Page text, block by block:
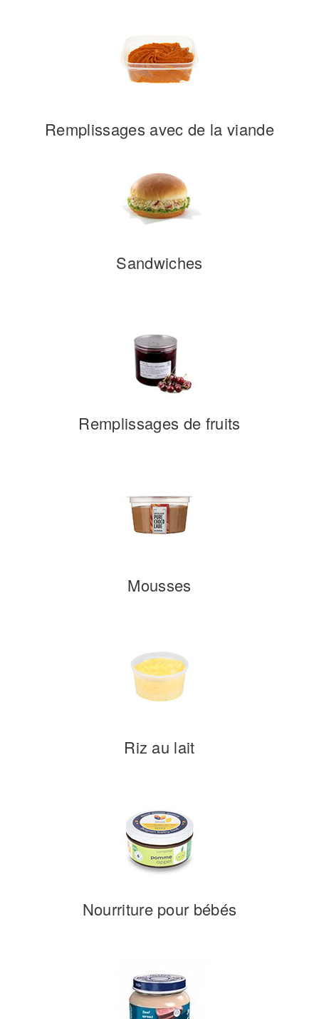
Remplissages avec de la viande
Sandwiches
Remplissages de fruits
Mousses
Riz au lait
Nourriture pour bébés